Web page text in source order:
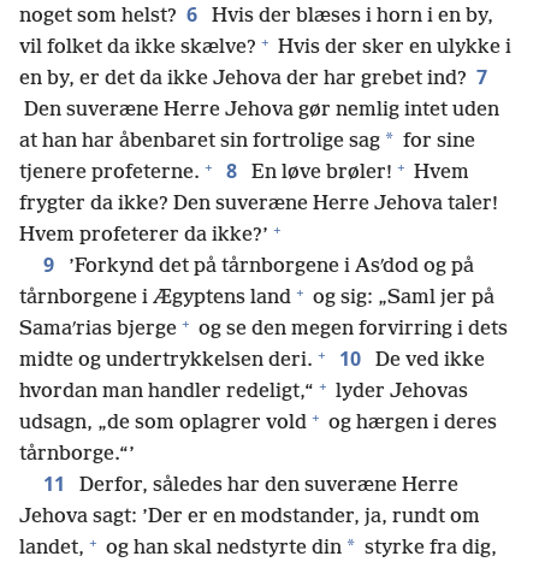
noget som helst? 6
Hvis der blæses i horn i en by,
vil folket da ikke skælve? + Hvis der sker en ulykke i
en by, er det da ikke Jehova der har grebet ind? 7
Den suveræne Herre Jehova gør nemlig intet uden
at han har åbenbaret sin fortrolige sag * for sine
tjenere profeterne. + 8 En løve brøler! + Hvem
frygter da ikke? Den suveræne Herre Jehova taler!
Hvem profeterer da ikke?’ +
9
’Forkynd det på tårnborgene i Asʹdod og på
tårnborgene i Ægyptens land + og sig: „Saml jer på
Samaʹrias bjerge + og se den megen forvirring i dets
midte og undertrykkelsen deri. + 10
De ved ikke
hvordan man handler redeligt,“ + lyder Jehovas
udsagn, „de som oplagrer vold + og hærgen i deres
tårnborge.“’
11
Derfor, således har den suveræne Herre
Jehova sagt: ’Der er en modstander, ja, rundt om
landet, + og han skal nedstyrte din * styrke fra dig,